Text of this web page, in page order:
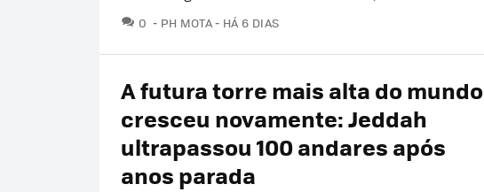
0 COMENTÁRIOS
PH MOTA HÁ 6 DIAS
A futura torre mais alta do mundo
cresceu novamente: Jeddah
ultrapassou 100 andares após
anos parada